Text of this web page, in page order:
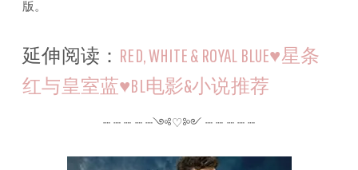
版。
延伸阅读： RED, WHITE & ROYAL BLUE♥星条
红与皇室蓝♥BL电影&小说推荐
┈ ┈ ┈ ┈ ┈༺♡༻ ┈ ┈ ┈ ┈ ┈